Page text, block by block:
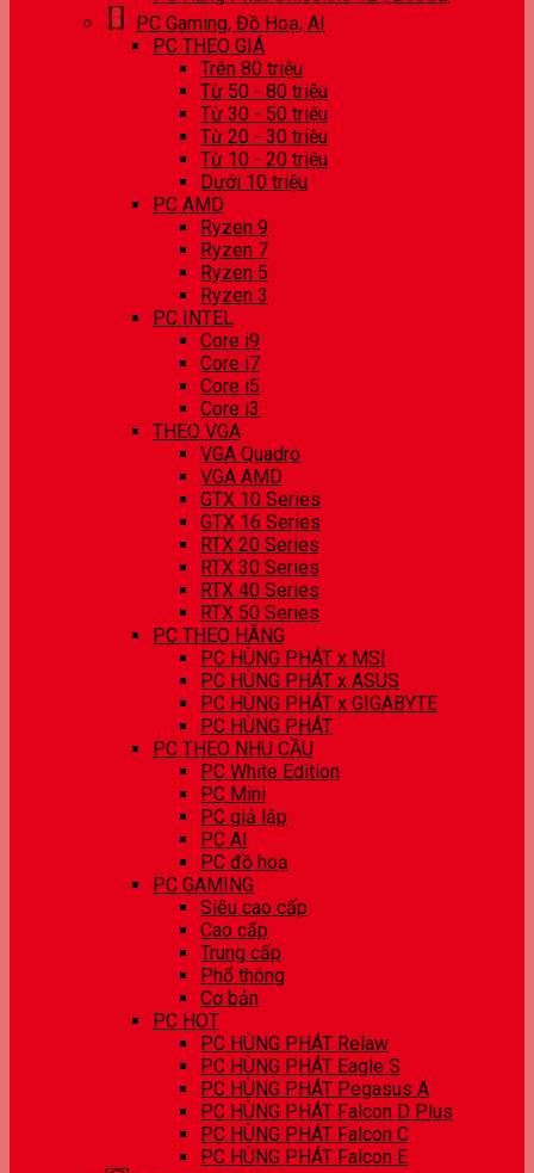
PC Gaming, Đồ Hoạ, AI
PC THEO GIÁ
Trên 80 triệu
Từ 50 - 80 triệu
Từ 30 - 50 triệu
Từ 20 - 30 triệu
Từ 10 - 20 triệu
Dưới 10 triệu
PC AMD
Ryzen 9
Ryzen 7
Ryzen 5
Ryzen 3
PC INTEL
Core i9
Core i7
Core i5
Core i3
THEO VGA
VGA Quadro
VGA AMD
GTX 10 Series
GTX 16 Series
RTX 20 Series
RTX 30 Series
RTX 40 Series
RTX 50 Series
PC THEO HÃNG
PC HÙNG PHÁT x MSI
PC HÙNG PHÁT x ASUS
PC HÙNG PHÁT x GIGABYTE
PC HÙNG PHÁT
PC THEO NHU CẦU
PC White Edition
PC Mini
PC giả lập
PC AI
PC đồ hoạ
PC GAMING
Siêu cao cấp
Cao cấp
Trung cấp
Phổ thông
Cơ bản
PC HOT
PC HÙNG PHÁT Relaw
PC HÙNG PHÁT Eagle S
PC HÙNG PHÁT Pegasus A
PC HÙNG PHÁT Falcon D Plus
PC HÙNG PHÁT Falcon C
PC HÙNG PHÁT Falcon E